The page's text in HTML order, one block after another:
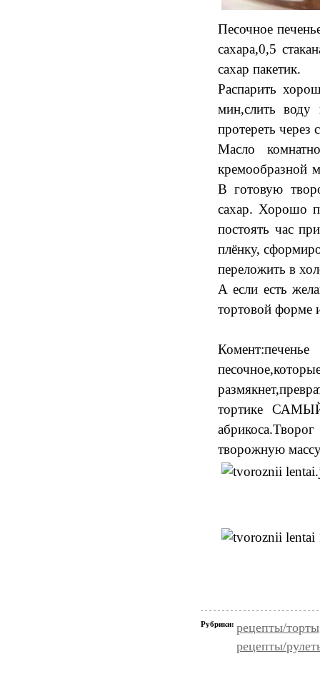
Песочное
сахара,0,5
сахар пакетик.
Распарить
мин,слить воду
протереть
Масло
кремообразной
В готовую
сахар. Хорошо
постоять час
плёнку,
переложить в
А если есть
тортовой форме
тортике САМЫЙ
творожную
Рубрики: рецепты/торты
рецепты/